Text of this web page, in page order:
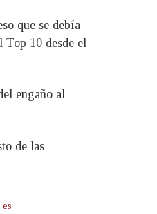
que se debía
Top 10 desde el
engaño al
de las